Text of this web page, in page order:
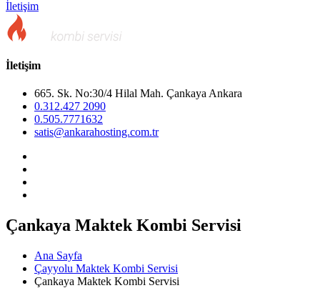
İletişim
İletişim
665. Sk. No:30/4 Hilal Mah. Çankaya Ankara
0.312.427 2090
0.505.7771632
satis@ankarahosting.com.tr
Çankaya Maktek Kombi Servisi
Ana Sayfa
Çayyolu Maktek Kombi Servisi
Çankaya Maktek Kombi Servisi